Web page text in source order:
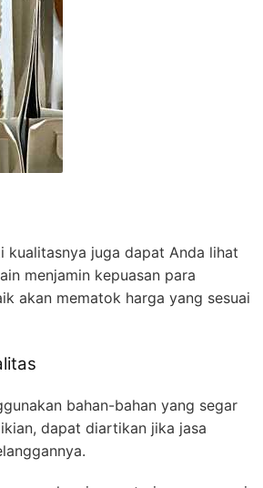
juga dapat Anda lihat
menjamin kepuasan para
akan mematok harga yang sesuai
bahan-bahan yang segar
dapat diartikan jika jasa